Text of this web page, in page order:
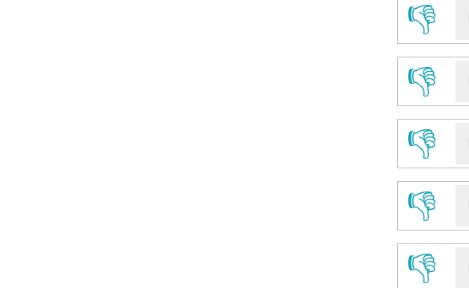
👎
👎
👎
👎
👎